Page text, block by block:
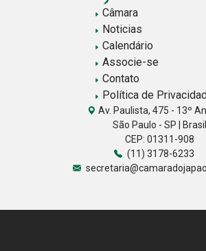
Câmara
Noticias
Calendário
Associe-se
Contato
Política de
Av. Paulista, 475 - 13º
São Paulo - SP | Brasil
CEP: 01311-908
(11) 3178-6233